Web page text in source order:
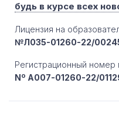
будь в курсе всех
Лицензия на
№Л035-01260-22/
Регистрационный номер
Nº A007-01260-22/